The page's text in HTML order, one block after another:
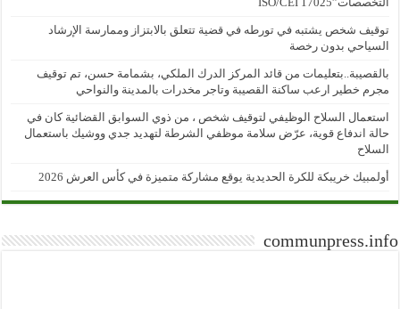
توقيف شخص يشتبه في تورطه في قضية تتعلق بالابتزاز وممارسة الإرشاد
السياحي بدون رخصة
بالقصيبة..بتعليمات من قائد المركز الدرك الملكي، بشمامة حسن، تم توقيف
مجرم خطير ارعب ساكنة القصيبة وتاجر مخدرات بالمدينة والنواحي
استعمال السلاح الوظيفي لتوقيف شخص ، من ذوي السوابق القضائية كان في
حالة اندفاع قوية، عرّض سلامة موظفي الشرطة لتهديد جدي ووشيك باستعمال
السلاح
أولمبيك خريبكة للكرة الحديدية يوقع مشاركة متميزة في كأس العرش 2026
communpress.info